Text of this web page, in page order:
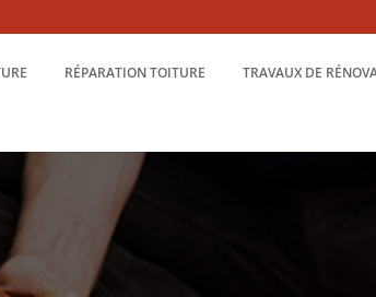
RÉPARATION TOITURE TRAVAUX DE